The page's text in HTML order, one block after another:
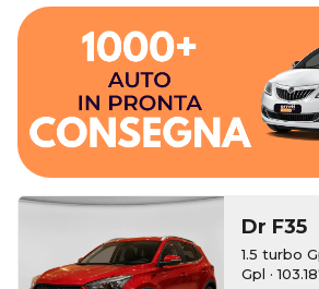
Erreti Auto propone una selezione
un'ampia scelta di auto km zero che ti
consegna rapida.
Concediti l'auto perfetta sceglienda fra
migliori marchi accompagnato passa
dall'esperienza del nostro Team.
Dr F35
1.5 turbo
Gpl ·